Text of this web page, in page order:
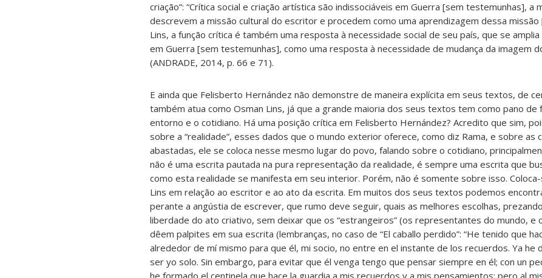
criação”: “Crítica social e criação artística são indissociáveis em Guerra [sem testemunhas], a
descrevem a missão cultural do escritor e procedem como uma aprendizagem dessa
Lins, a função crítica é também uma resposta à necessidade social de seu país, que se amplia
em Guerra [sem testemunhas], como uma resposta à necessidade de mudança da imagem
(ANDRADE, 2014, p. 66 e 71).
E ainda que Felisberto Hernández não demonstre de maneira explícita em seus textos, de
também atua como Osman Lins, já que a grande maioria dos seus textos tem como pano de
entorno e o cotidiano. Há uma posição crítica em Felisberto Hernández? Acredito que sim,
sobre a “realidade”, esses dados que o mundo exterior oferece, como diz Rama, e sobre as
abastadas, ele se coloca nesse mesmo lugar do povo, falando sobre o cotidiano,
não é uma escrita pautada na pura representação da realidade, é sempre uma escrita que
como esta realidade se manifesta em seu interior. Porém, não é somente sobre isso.
Lins em relação ao escritor e ao ato da escrita. Em muitos dos seus textos podemos
perante a angústia de escrever, que rumo deve seguir, quais as melhores escolhas,
liberdade do ato criativo, sem deixar que os “estrangeiros” (os representantes do mundo, e
dêem palpites em sua escrita (lembranças, no caso de “El caballo perdido”: “He tenido que
alrededor de mí mismo para que él, mi socio, no entre en el instante de los recuerdos. Ya he
ser yo solo. Sin embargo, para evitar que él venga tengo que pensar siempre en él; con un